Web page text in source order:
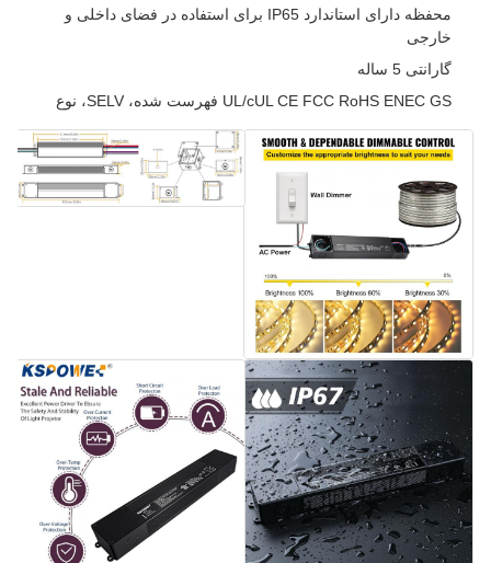
محفظه دارای استاندارد IP65 برای استفاده در فضای داخلی و
خارجی
گارانتی 5 ساله
UL/cUL CE FCC RoHS ENEC GS فهرست شده، SELV، نوع